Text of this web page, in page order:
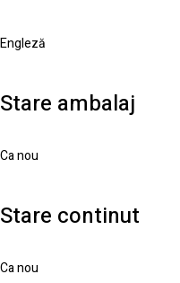
Engleză
Stare ambalaj
Ca nou
Stare continut
Ca nou